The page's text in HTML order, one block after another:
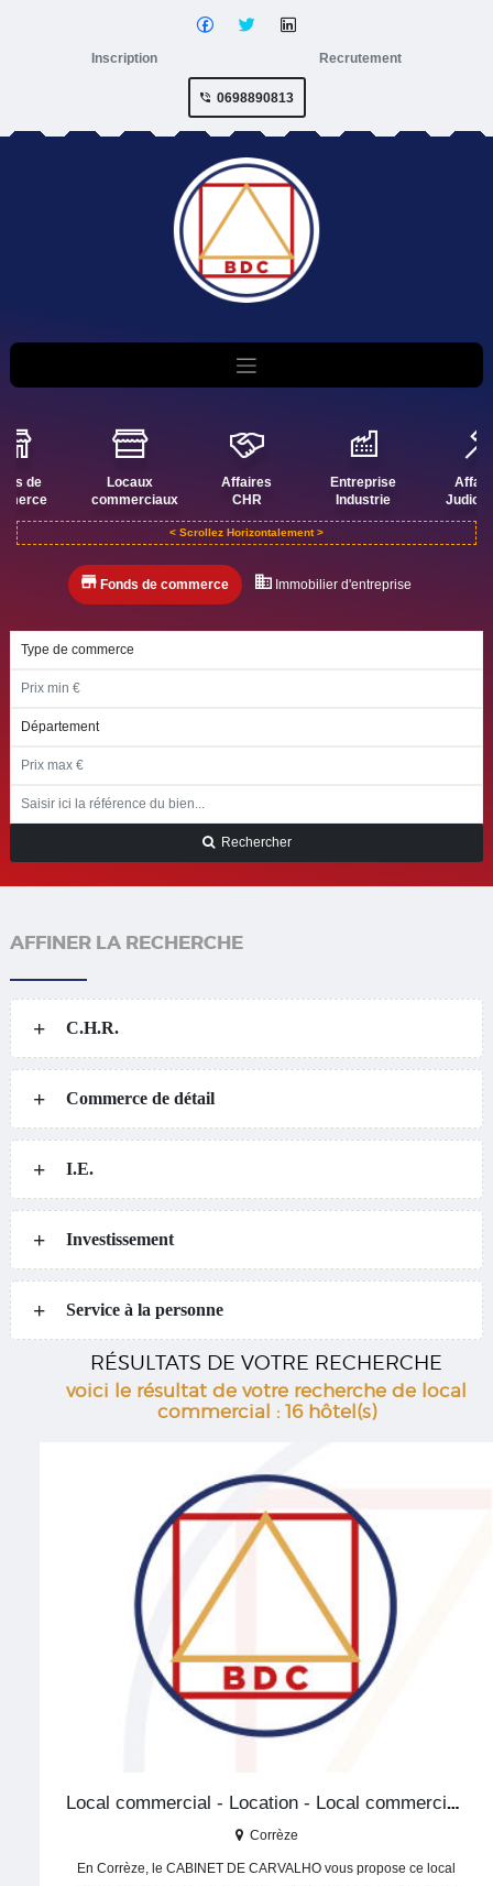
Inscription Recrutement
0698890813
de
Locaux
commerciaux
Affaires
CHR
Entreprise
Industrie
Fonds de commerce Immobilier d'entreprise
Rechercher
AFFINER LA RECHERCHE
C.H.R.
Commerce de détail
I.E.
Investissement
Service à la personne
RÉSULTATS DE VOTRE RECHERCHE
voici le résultat de votre recherche de local
commercial : 16 hôtel(s)
Local commercial - Location - Local commercial - Corrèze
Corrèze
En Corrèze, le CABINET DE CARVALHO vous propose ce local